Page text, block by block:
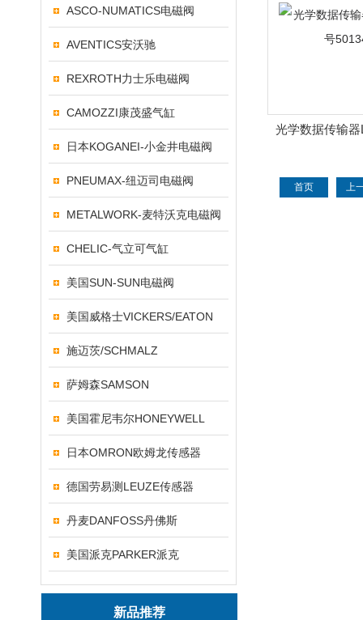
ASCO-NUMATICS电磁阀
AVENTICS安沃驰
REXROTH力士乐电磁阀
CAMOZZI康茂盛气缸
日本KOGANEI-小金井电磁阀
PNEUMAX-纽迈司电磁阀
METALWORK-麦特沃克电磁阀
CHELIC-气立可气缸
美国SUN-SUN电磁阀
美国威格士VICKERS/EATON
施迈茨/SCHMALZ
萨姆森SAMSON
美国霍尼韦尔HONEYWELL
日本OMRON欧姆龙传感器
德国劳易测LEUZE传感器
丹麦DANFOSS丹佛斯
美国派克PARKER派克
新品推荐
光学数据传输
首页 上